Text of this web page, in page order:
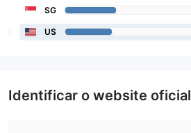
SG
US
Identificar o website oficial